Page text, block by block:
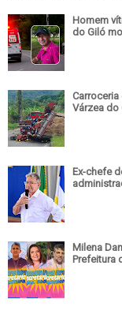
Homem
do Giló
Várzea do
Ex-chefe
Milena
Prefeitura